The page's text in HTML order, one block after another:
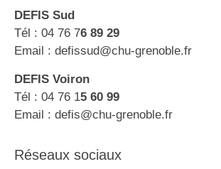
DEFIS Sud
Tél : 04 76 76 89 29
Email : defissud@chu-grenoble.fr
DEFIS Voiron
Tél : 04 76 15 60 99
Email : defis@chu-grenoble.fr
Réseaux sociaux